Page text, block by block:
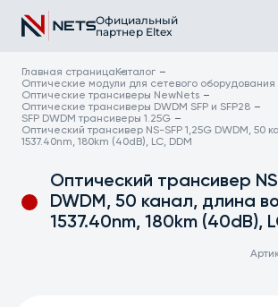
Официальный
партнер Eltex
Главная страница Каталог
Оптические модули для сетевого оборудования
Оптические трансиверы NewNets
Оптические трансиверы DWDM SFP и SFP28
SFP DWDM трансиверы 1.25G
Оптический трансивер NS-SFP 1,25G DWDM, 50
1537.40nm, 180km (40dB), LC, DDM
Оптический трансивер
DWDM, 50 канал, длина
1537.40nm, 180km (40dB),